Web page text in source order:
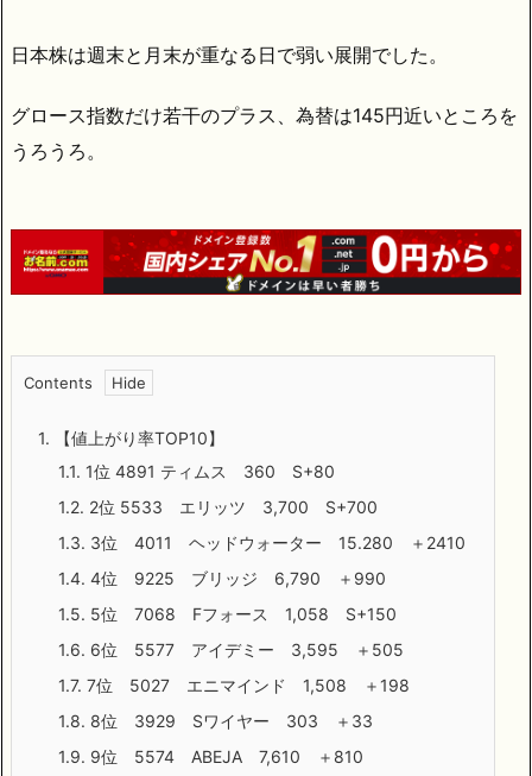
日本株は週末と月末が重なる日で弱い展開でした。
グロース指数だけ若干のプラス、為替は145円近いところを
うろうろ。
Contents
1. 【値上がり率TOP10】
1.1. 1位 4891 ティムス 360 S+80
1.2. 2位 5533 エリッツ 3,700 S+700
1.3. 3位 4011 ヘッドウォーター 15.280 ＋2410
1.4. 4位 9225 ブリッジ 6,790 ＋990
1.5. 5位 7068 Fフォース 1,058 S+150
1.6. 6位 5577 アイデミー 3,595 ＋505
1.7. 7位 5027 エニマインド 1,508 ＋198
1.8. 8位 3929 Sワイヤー 303 ＋33
1.9. 9位 5574 ABEJA 7,610 ＋810